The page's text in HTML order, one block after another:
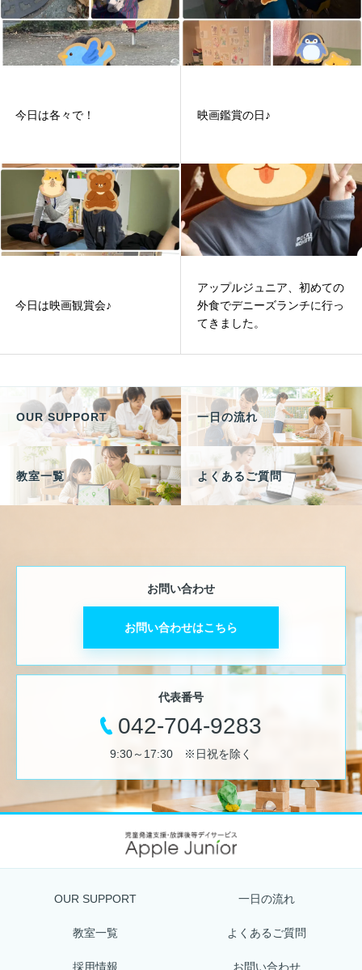
今日は各々で！ 映画鑑賞の日♪
今日は映画観賞会♪
アップルジュニア、初めての
外食でデニーズランチに行っ
てきました。
OUR SUPPORT 一日の流れ
教室一覧 よくあるご質問
お問い合わせ
お問い合わせはこちら
代表番号
042-704-9283
9:30～17:30 ※日祝を除く
OUR SUPPORT 一日の流れ
教室一覧 よくあるご質問
採用情報 お問い合わせ